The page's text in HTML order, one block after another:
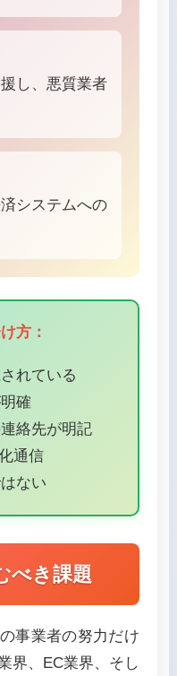
し、悪質業者
システムへの
方：
れている
確
絡先が明記
通信
ない
べき課題
事業者の努力だけ
界、EC業界、そし